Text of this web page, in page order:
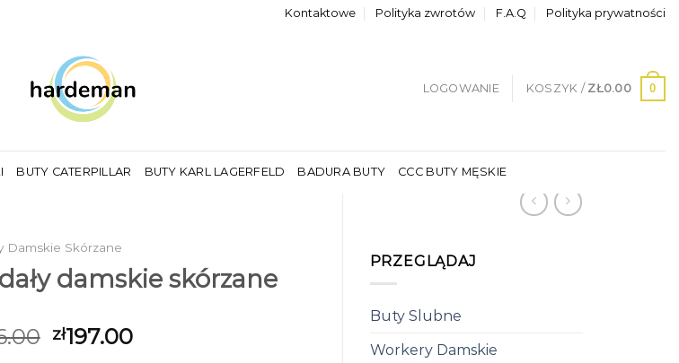
Kontaktowe Polityka zwrotów F.A.Q Polityka prywatności
LOGOWANIE KOSZYK / ZŁ0.00 0
BUTY CATERPILLAR BUTY KARL LAGERFELD BADURA BUTY CCC BUTY MĘSKIE
PRZEGLĄDAJ
Buty Slubne
Workery Damskie
Damskie Skórzane
damskie skórzane
zł197.00